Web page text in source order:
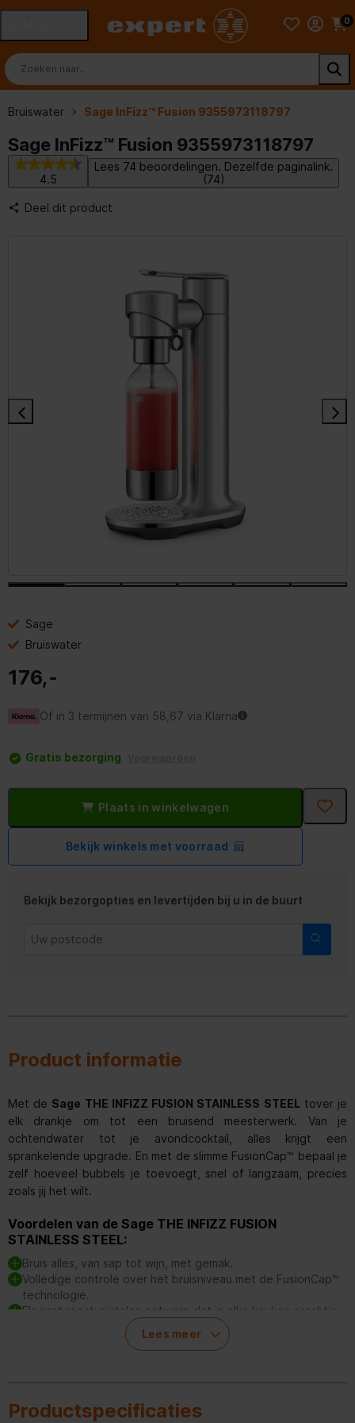
0
Bruiswater Sage InFizz™ Fusion 9355973118797
Sage InFizz™ Fusion 9355973118797
4.5
Lees 74 beoordelingen. Dezelfde paginalink.
(74)
Deel dit product
Sage
Bruiswater
176,-
Of in 3 termijnen van 58,67 via Klarna
Gratis bezorging
Plaats in winkelwagen
Bekijk winkels met voorraad
Bekijk bezorgopties en levertijden bij u in de buurt
Product informatie
Met de Sage THE INFIZZ FUSION STAINLESS STEELtover je
elk drankje om tot een bruisend meesterwerk. Van je
ochtendwater tot je avondcocktail, alles krijgt een
sprankelende upgrade. En met de slimme FusionCap™ bepaal je
zelf hoeveel bubbels je toevoegt, snel of langzaam, precies
zoals jij het wilt.
Voordelen van de Sage THE INFIZZ FUSION
STAINLESS STEEL:
Bruis alles, van sap tot wijn, met gemak.
Volledige controle over het bruisniveau met de FusionCap™
technologie.
Elegant roestvrijstalen ontwerp dat in elke keuken prachtig
Meegeleverde accessoires zoals een literfles en
Maak elk drankje bijzonder met de Sage THE INFIZZ
Lees meer
Productspecificaties